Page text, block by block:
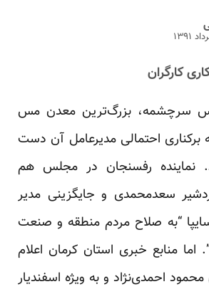
کارگران
سرچشمه، بزرگ‌ترین معدن مس
برکناری احتمالی مدیرعامل آن دست
نماینده رفسنجان در مجلس هم
سعدمحمدی و جایگزینی مدیر
“به صلاح مردم منطقه و صنعت
منابع خبری استان کرمان اعلام
محمود احمدی‌نژاد و به ویژه اسفندیار